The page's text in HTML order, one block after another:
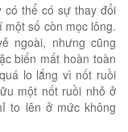
có thể có sự thay đổi
số còn mọc lông.
ngoài, nhưng cũng
biến mất hoàn toàn
lo lắng vì nốt ruồi
một nốt ruồi nhỏ ở
to lên ở mức không